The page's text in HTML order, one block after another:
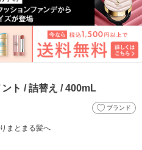
ト / 詰替え / 400mL
ブランド
まとまる髪へ